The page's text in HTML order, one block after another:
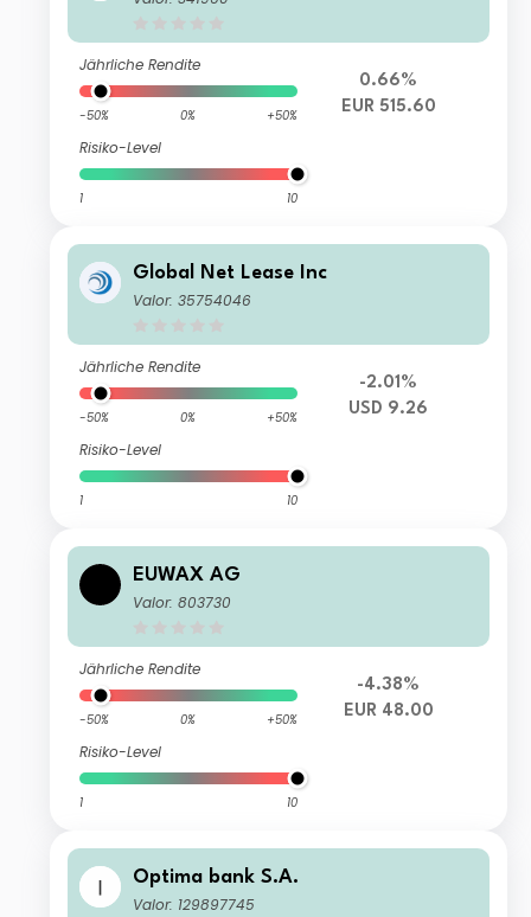
Jährliche Rendite
-50% 0% +50%
Risiko-Level
1 10
0.66%
EUR 515.60
Global Net Lease Inc
Valor: 35754046
Jährliche Rendite
-50% 0% +50%
Risiko-Level
1 10
-2.01%
USD 9.26
EUWAX AG
Valor: 803730
Jährliche Rendite
-50% 0% +50%
Risiko-Level
1 10
-4.38%
EUR 48.00
Optima bank S.A.
Valor: 129897745